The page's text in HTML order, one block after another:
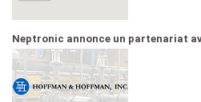
Neptronic annonce un partenariat